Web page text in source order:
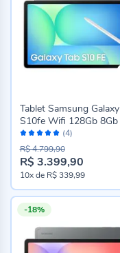
Avaliação:
100%
(4)
Tablet Samsung
S10fe Wifi 128Gb 8Gb
- Cinza
Preço
especial
R$ 3.399,90
R$ 4.799,90
10xde R$ 339,99
-18%